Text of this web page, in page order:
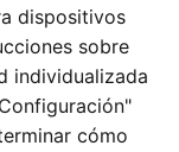
dispositivos
sobre
individualizada
cómo